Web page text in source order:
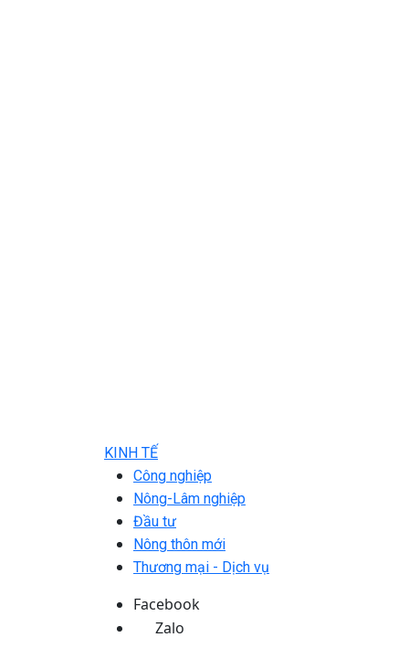
KINH TẾ
Công nghiệp
Nông-Lâm nghiệp
Đầu tư
Nông thôn mới
Thương mại - Dịch vụ
Facebook
Zalo